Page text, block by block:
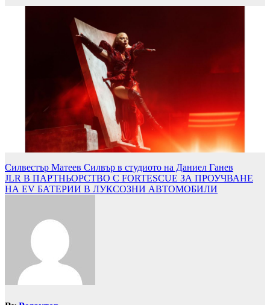
Навигация
Силвестър Матеев Силвър в студиото на Даниел Ганев
JLR В ПАРТНЬОРСТВО С FORTESCUE ЗА ПРОУЧВАНЕ
НА EV БАТЕРИИ В ЛУКСОЗНИ АВТОМОБИЛИ